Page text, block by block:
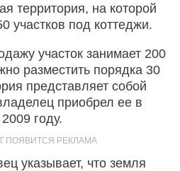
территория, на которой
участков под коттеджи.
участок занимает 200
разместить порядка 30
представляет собой
приобрел ее в
году.
указывает, что земля